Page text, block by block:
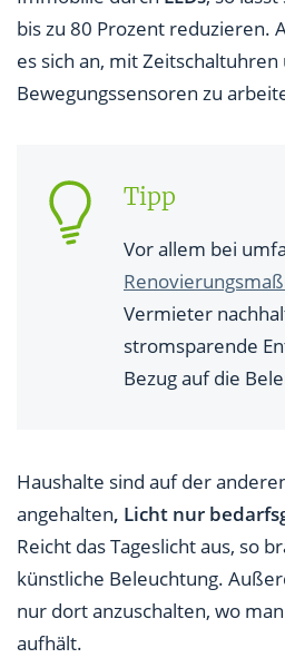
bis zu 80 Prozent reduzieren.
es sich an, mit Zeitschaltuhren
Bewegungssensoren zu
Tipp
Vor allem bei
Vermieter
stromsparende
Bezug auf die
Haushalte sind auf der
angehalten, Licht nur
Reicht das Tageslicht aus, so
künstliche Beleuchtung.
nur dort anzuschalten, wo
aufhält.